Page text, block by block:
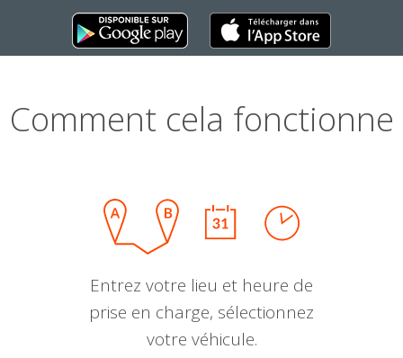
Comment cela fonctionne
Entrez votre lieu et heure de
prise en charge, sélectionnez
votre véhicule.